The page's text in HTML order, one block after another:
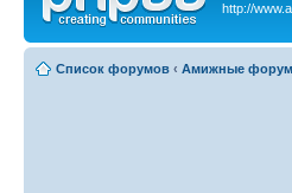
http://
Список форумов ‹ Амижные